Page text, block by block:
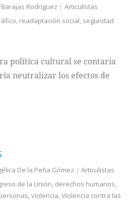
Rodríguez
Articulistas
, readaptación social, seguridad
política cultural se contaría
neutralizar los efectos de
De la Peña Gómez
Articulistas
de la Unión, derechos humanos,
,violencia,Violencia contra las